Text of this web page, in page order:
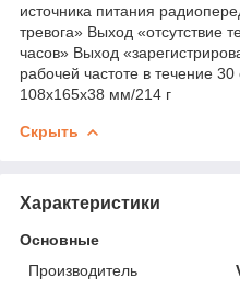
источника питания
тревога» Выход «отсутствие
часов» Выход
рабочей частоте в течение
108х165х38 мм/214 г
Скрыть
Характеристики
Основные
Производитель